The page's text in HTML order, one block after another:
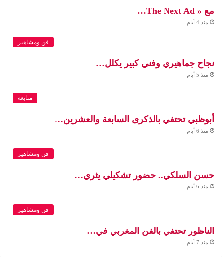
مع « The Next Ad…
منذ 4 أيام
فن ومشاهير
نجاح جماهيري وفني كبير يكلل…
منذ 5 أيام
متابعة
أبوظبي تحتفي بالذكرى السابعة والعشرين…
منذ 6 أيام
فن ومشاهير
حسن السلكي.. حضور تشكيلي يثري…
منذ 6 أيام
فن ومشاهير
الناظور تحتفي بالفن المغربي في…
منذ 7 أيام